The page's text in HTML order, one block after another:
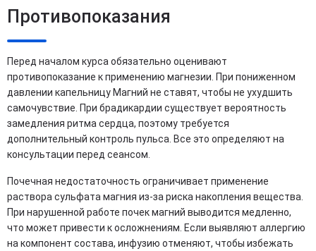
Противопоказания
Перед началом курса обязательно оценивают
противопоказание к применению магнезии. При пониженном
давлении капельницу Магний не ставят, чтобы не ухудшить
самочувствие. При брадикардии существует вероятность
замедления ритма сердца, поэтому требуется
дополнительный контроль пульса. Все это определяют на
консультации перед сеансом.
Почечная недостаточность ограничивает применение
раствора сульфата магния из-за риска накопления вещества.
При нарушенной работе почек магний выводится медленно,
что может привести к осложнениям. Если выявляют аллергию
на компонент состава, инфузию отменяют, чтобы избежать